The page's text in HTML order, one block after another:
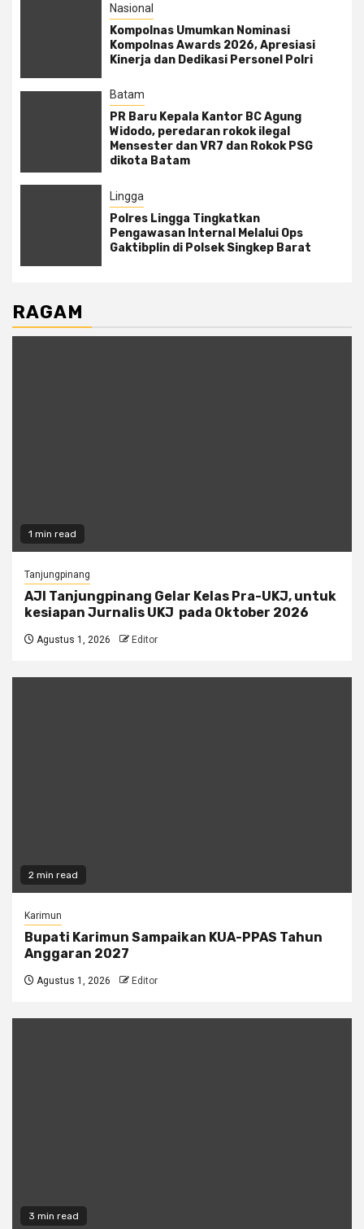
Nasional
Kompolnas Umumkan Nominasi
Kompolnas Awards 2026, Apresiasi
Kinerja dan Dedikasi Personel Polri
Batam
PR Baru Kepala Kantor BC Agung
Widodo, peredaran rokok ilegal
Mensester dan VR7 dan Rokok PSG
dikota Batam
Lingga
Polres Lingga Tingkatkan
Pengawasan Internal Melalui Ops
Gaktibplin di Polsek Singkep Barat
RAGAM
1 min read
Tanjungpinang
AJI Tanjungpinang Gelar Kelas Pra-UKJ, untuk
kesiapan Jurnalis UKJ pada Oktober 2026
Agustus 1, 2026 Editor
2 min read
Karimun
Bupati Karimun Sampaikan KUA-PPAS Tahun
Anggaran 2027
Agustus 1, 2026 Editor
3 min read